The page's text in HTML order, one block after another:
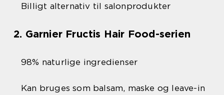
Billigt alternativ til salonprodukter
2. Garnier Fructis Hair Food-serien
98% naturlige ingredienser
Kan bruges som balsam, maske og leave-in